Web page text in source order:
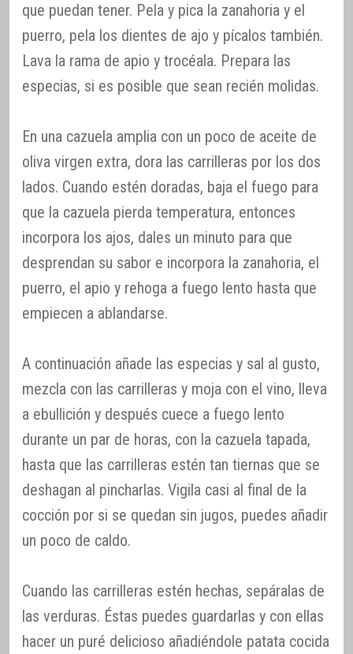
que puedan tener. Pela y pica la zanahoria y el
puerro, pela los dientes de ajo y pícalos también.
Lava la rama de apio y trocéala. Prepara las
especias, si es posible que sean recién molidas.
En una cazuela amplia con un poco de aceite de
oliva virgen extra, dora las carrilleras por los dos
lados. Cuando estén doradas, baja el fuego para
que la cazuela pierda temperatura, entonces
incorpora los ajos, dales un minuto para que
desprendan su sabor e incorpora la zanahoria, el
puerro, el apio y rehoga a fuego lento hasta que
empiecen a ablandarse.
A continuación añade las especias y sal al gusto,
mezcla con las carrilleras y moja con el vino, lleva
a ebullición y después cuece a fuego lento
durante un par de horas, con la cazuela tapada,
hasta que las carrilleras estén tan tiernas que se
deshagan al pincharlas. Vigila casi al final de la
cocción por si se quedan sin jugos, puedes añadir
un poco de caldo.
Cuando las carrilleras estén hechas, sepáralas de
las verduras. Éstas puedes guardarlas y con ellas
hacer un puré delicioso añadiéndole patata cocida